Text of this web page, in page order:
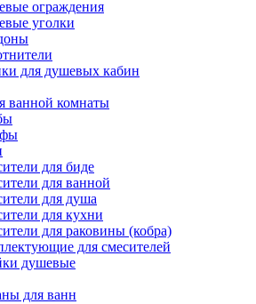
ограждения
уголки
для душевых кабин
ванной комнаты
для биде
для ванной
для душа
для кухни
для раковины (кобра)
для смесителей
душевые
для ванн